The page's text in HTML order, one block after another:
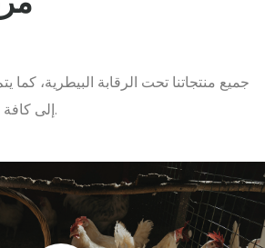
جميع منتجاتنا تحت الرقابة البيطرية، كما
إلى كافة أرجاء تركيا بعد تلقيحها.